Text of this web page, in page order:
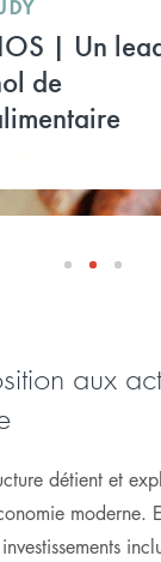
| Un
de
aux
détient et
moderne.